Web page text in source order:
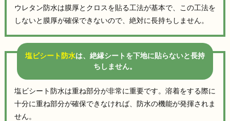
ウレタン防水は膜厚とクロスを貼る工法が基本で、この工法を
しないと膜厚が確保できないので、絶対に長持ちしません。
塩ビシート防水は、絶縁シートを下地に貼らないと長持
ちしません。
塩ビシート防水は重ね部分が非常に重要です。溶着をする際に
十分に重ね部分が確保できなければ、防水の機能が発揮されま
せん。